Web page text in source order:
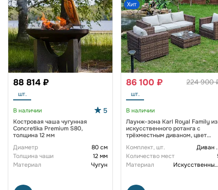
88 814 ₽
шт.
В наличии 5
Костровая чаша чугунная
Concretika Premium S80,
толщина 12 мм
Диаметр
80 см
Толщина чаши
12 мм
Материал
Чугун
Хит
224 900
86 100 ₽
шт.
В наличии
Лаунж-зона Karl Royal Family из
искусственного ротанга с
трёхместным диваном, цвет
Комплект, шт. Диван
Количество мест
Материал
Искусственный ротанг